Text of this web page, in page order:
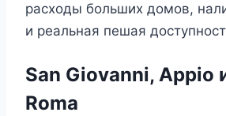
расходы больших домов,
и реальная пешая
San Giovanni, Appio
Roma